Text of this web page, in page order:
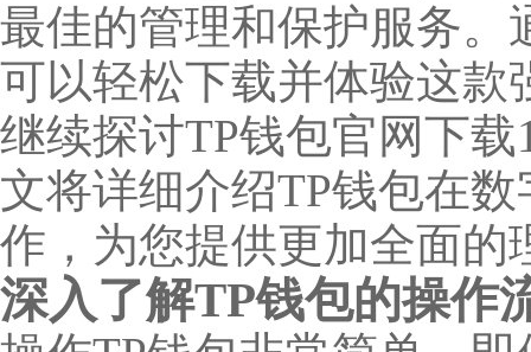
最佳的管理和保护服务。
可以轻松下载并体验这款
继续探讨TP钱包官网下
文将详细介绍TP钱包在
作，为您提供更加全面的
深入了解TP钱包的操作